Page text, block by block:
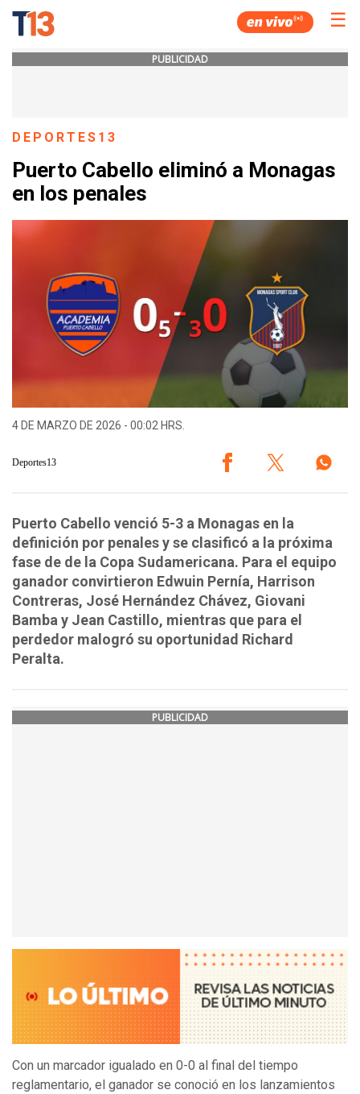
☰
PUBLICIDAD
DEPORTES13
Puerto Cabello eliminó a Monagas
en los penales
4 DE MARZO DE 2026 - 00:02 HRS.
Deportes13
Puerto Cabello venció 5-3 a Monagas en la
definición por penales y se clasificó a la próxima
fase de de la Copa Sudamericana. Para el equipo
ganador convirtieron Edwuin Pernía, Harrison
Contreras, José Hernández Chávez, Giovani
Bamba y Jean Castillo, mientras que para el
perdedor malogró su oportunidad Richard
Peralta.
PUBLICIDAD
Con un marcador igualado en 0-0 al final del tiempo
reglamentario, el ganador se conoció en los lanzamientos